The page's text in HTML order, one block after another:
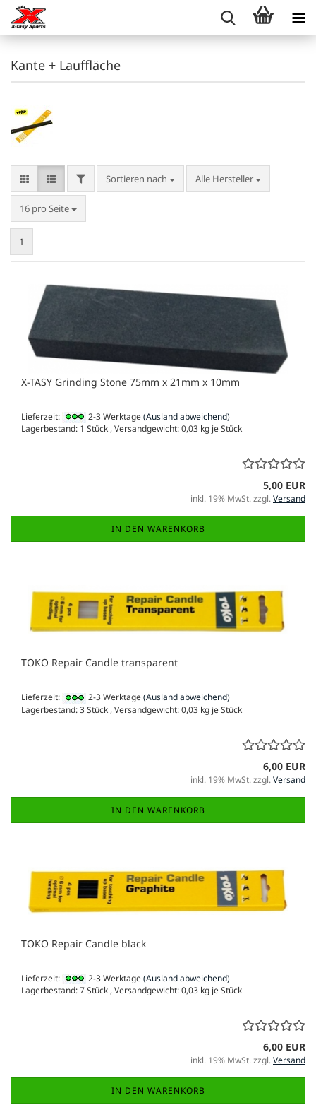
Kante + Lauffläche
FILTERSortieren nach
Sortieren nach Alle Hersteller
16 pro Seite
pro Seite
1
X-TASY Grinding Stone 75mm x 21mm x 10mm
Lieferzeit: 2-3 Werktage(Ausland abweichend)
Lagerbestand: 1 Stück , Versandgewicht:0,03 kg je Stück
5,00 EUR
inkl. 19% MwSt. zzgl.Versand
IN DEN WARENKORB
TOKO Repair Candle transparent
Lieferzeit: 2-3 Werktage(Ausland abweichend)
Lagerbestand: 3 Stück , Versandgewicht:0,03 kg je Stück
6,00 EUR
inkl. 19% MwSt. zzgl.Versand
IN DEN WARENKORB
TOKO Repair Candle black
Lieferzeit: 2-3 Werktage(Ausland abweichend)
Lagerbestand: 7 Stück , Versandgewicht:0,03 kg je Stück
6,00 EUR
inkl. 19% MwSt. zzgl.Versand
IN DEN WARENKORB